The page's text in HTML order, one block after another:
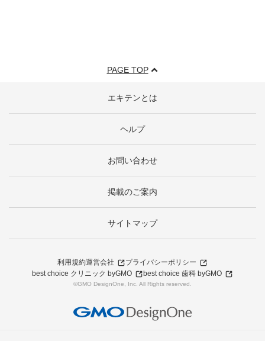
PAGE TOP
エキテンとは
ヘルプ
お問い合わせ
掲載のご案内
サイトマップ
利用規約運営会社
プライバシーポリシー
best choice クリニック byGMO
best choice 歯科 byGMO
©GMO DesignOne, Inc. All Rights reserved.